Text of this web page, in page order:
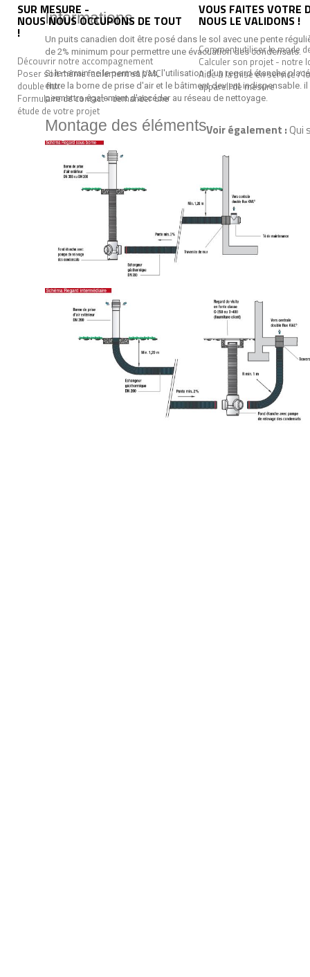
SUR MESURE -
NOUS NOUS OCCUPONS DE TOUT
!
Découvrir notre accompagnement
Poser soit même facilement sa VMC
double flux
Formulaire de contact - demander une
étude de votre projet
VOUS FAITES VOTRE
NOUS LE VALIDONS !
Comment utiliser le mode
Calculer son projet - notre
Aide à la mise en service /
appareil de mesure
Voir également :Qui
Informations
Un puits canadien doit être posé dans le sol avec une pente
de 2% minimum pour permettre une évacuation des condensats.
Si le terrain ne le permet pas, l'utilisation d'un regard étanche placé
entre la borne de prise d'air et le bâtiment devient indispensable. il
permettra également d'accéder au réseau de nettoyage.
Montage des éléments